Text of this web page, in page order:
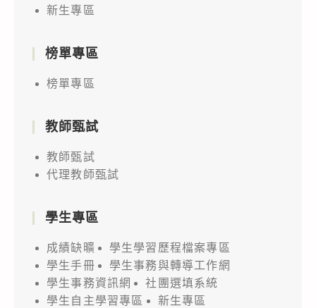
新生專區
榜單專區
榜單專區
教師甄試
教師甄試
代理教師甄試
學生專區
成績缺曠
學生學習歷程檔案專區
學生手冊
學生事務與轉導工作網
學生事務資訊網
社團選填系統
學生自主學習專區
新生專區